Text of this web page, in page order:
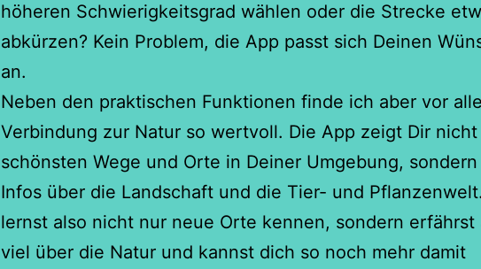
höheren Schwierigkeitsgrad wählen oder die Strecke
abkürzen? Kein Problem, die App passt sich Deinen
an.
Neben den praktischen Funktionen finde ich aber vor
Verbindung zur Natur so wertvoll. Die App zeigt Dir
schönsten Wege und Orte in Deiner Umgebung,
Infos über die Landschaft und die Tier- und
lernst also nicht nur neue Orte kennen, sondern erfährst
viel über die Natur und kannst dich so noch mehr damit